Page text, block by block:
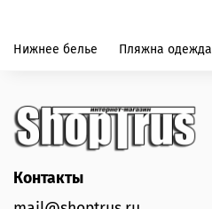
Нижнее белье Пляжна одежда
Контакты